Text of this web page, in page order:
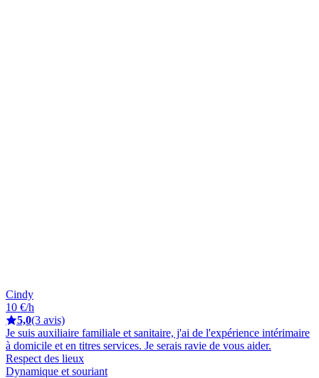
Cindy
10 €/h
5,0(3 avis)
Je suis auxiliaire familiale et sanitaire, j'ai de l'expérience intérimaire
à domicile et en titres services. Je serais ravie de vous aider.
Respect des lieux
Dynamique et souriant